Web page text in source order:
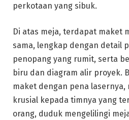
perkotaan yang sibuk.
Di atas meja, terdapat maket
sama, lengkap dengan detail
penopang yang rumit, serta
biru dan diagram alir proyek.
maket dengan pena
krusial kepada timnya yang
orang, duduk mengelilingi